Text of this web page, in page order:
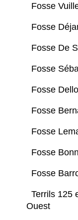
Fosse
Fosse
Fosse De
Fosse
Fosse
Fosse
Fosse
Fosse
Fosse
Terrils 125
Ouest